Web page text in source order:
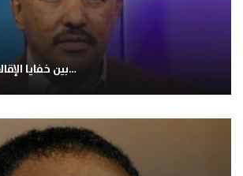
بين خفايا الإقالات وتسريبات كِبَر…